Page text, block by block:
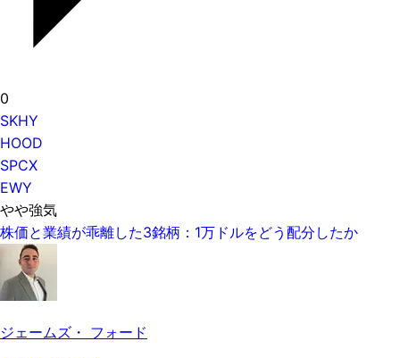
0
SKHY
HOOD
SPCX
EWY
やや強気
株価と業績が乖離した3銘柄：1万ドルをどう配分したか
ジェームズ・ フォード